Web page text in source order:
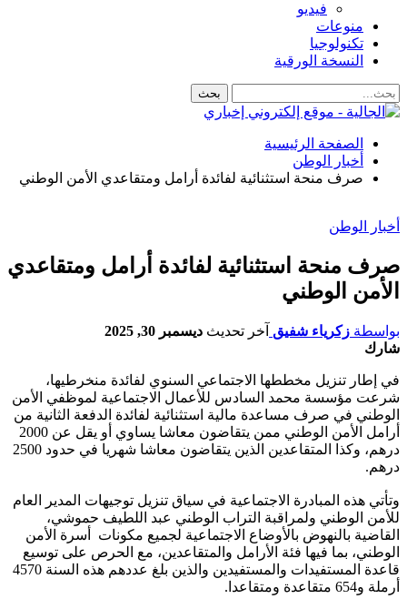
فيديو
منوعات
تكنولوجيا
النسخة الورقية
الصفحة الرئيسية
أخبار الوطن
صرف منحة استثنائية لفائدة أرامل ومتقاعدي الأمن الوطني
أخبار الوطن
صرف منحة استثنائية لفائدة أرامل ومتقاعدي
الأمن الوطني
بواسطة زكرياء شفيق آخر تحديث ديسمبر 30, 2025
شارك
في إطار تنزيل مخططها الاجتماعي السنوي لفائدة منخرطيها،
شرعت مؤسسة محمد السادس للأعمال الاجتماعية لموظفي الأمن
الوطني في صرف مساعدة مالية استثنائية لفائدة الدفعة الثانية من
أرامل الأمن الوطني ممن يتقاضون معاشا يساوي أو يقل عن 2000
درهم، وكذا المتقاعدين الذين يتقاضون معاشا شهريا في حدود 2500
درهم.
وتأتي هذه المبادرة الاجتماعية في سياق تنزيل توجيهات المدير العام
للأمن الوطني ولمراقبة التراب الوطني عبد اللطيف حموشي،
القاضية بالنهوض بالأوضاع الاجتماعية لجميع مكونات أسرة الأمن
الوطني، بما فيها فئة الأرامل والمتقاعدين، مع الحرص على توسيع
قاعدة المستفيدات والمستفيدين والذين بلغ عددهم هذه السنة 4570
أرملة و654 متقاعدة ومتقاعدا.